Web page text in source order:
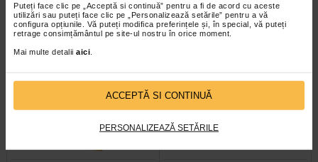
Puteți face clic pe „Acceptă si continuă” pentru a fi de acord cu aceste
utilizări sau puteți face clic pe „Personalizează setările” pentru a vă
configura opțiunile. Vă puteți modifica preferințele și, în special, vă puteți
retrage consimțământul pe site-ul nostru în orice moment.
Mai multe detalii aici
ACCEPTĂ SI CONTINUĂ
PERSONALIZEAZĂ SETĂRILE